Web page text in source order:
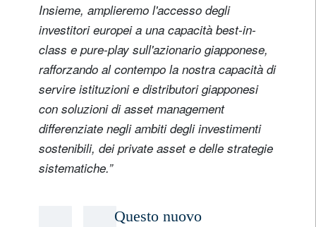
Insieme, amplieremo l'accesso degli
investitori europei a una capacità best-in-
class e pure-play sull'azionario giapponese,
rafforzando al contempo la nostra capacità di
servire istituzioni e distributori giapponesi
con soluzioni di asset management
differenziate negli ambiti degli investimenti
sostenibili, dei private asset e delle strategie
sistematiche.”
Questo nuovo
Titolo Nome
Cognome
Paese di residenza
Non sono un/una residente o cittadino/a degli Stati Uniti